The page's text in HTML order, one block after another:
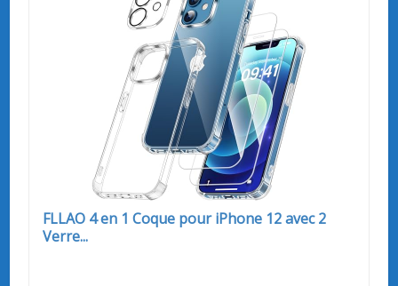
FLLAO 4 en 1 Coque pour iPhone 12 avec 2
Verre...